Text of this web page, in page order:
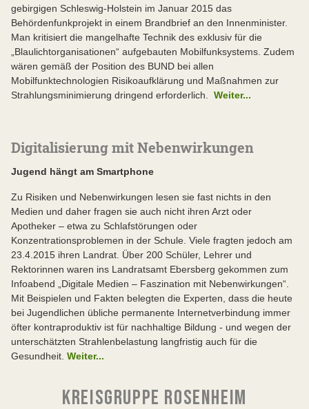
gebirgigen Schleswig-Holstein im Januar 2015 das
Behördenfunkprojekt in einem Brandbrief an den Innenminister.
Man kritisiert die mangelhafte Technik des exklusiv für die
„Blaulichtorganisationen“ aufgebauten Mobilfunksystems. Zudem
wären gemäß der Position des BUND bei allen
Mobilfunktechnologien Risikoaufklärung und Maßnahmen zur
Strahlungsminimierung dringend erforderlich.
Weiter...
Digitalisierung mit Nebenwirkungen
Jugend hängt am Smartphone
Zu Risiken und Nebenwirkungen lesen sie fast nichts in den
Medien und daher fragen sie auch nicht ihren Arzt oder
Apotheker – etwa zu Schlafstörungen oder
Konzentrationsproblemen in der Schule. Viele fragten jedoch am
23.4.2015 ihren Landrat. Über 200 Schüler, Lehrer und
Rektorinnen waren ins Landratsamt Ebersberg gekommen zum
Infoabend „Digitale Medien – Faszination mit Nebenwirkungen“.
Mit Beispielen und Fakten belegten die Experten, dass die heute
bei Jugendlichen übliche permanente Internetverbindung immer
öfter kontraproduktiv ist für nachhaltige Bildung - und wegen der
unterschätzten Strahlenbelastung langfristig auch für die
Gesundheit. Weiter...
KREISGRUPPE ROSENHEIM